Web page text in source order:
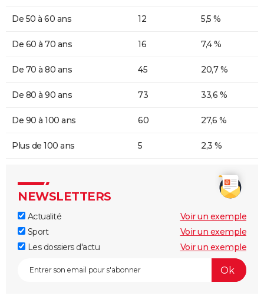
De 50 à 60 ans 12 5,5 %
De 60 à 70 ans 16 7,4 %
De 70 à 80 ans 45 20,7 %
De 80 à 90 ans 73 33,6 %
De 90 à 100 ans 60 27,6 %
Plus de 100 ans 5 2,3 %
NEWSLETTERS
Actualité
Voir un exemple
Sport
Voir un exemple
Les dossiers d'actu
Voir un exemple